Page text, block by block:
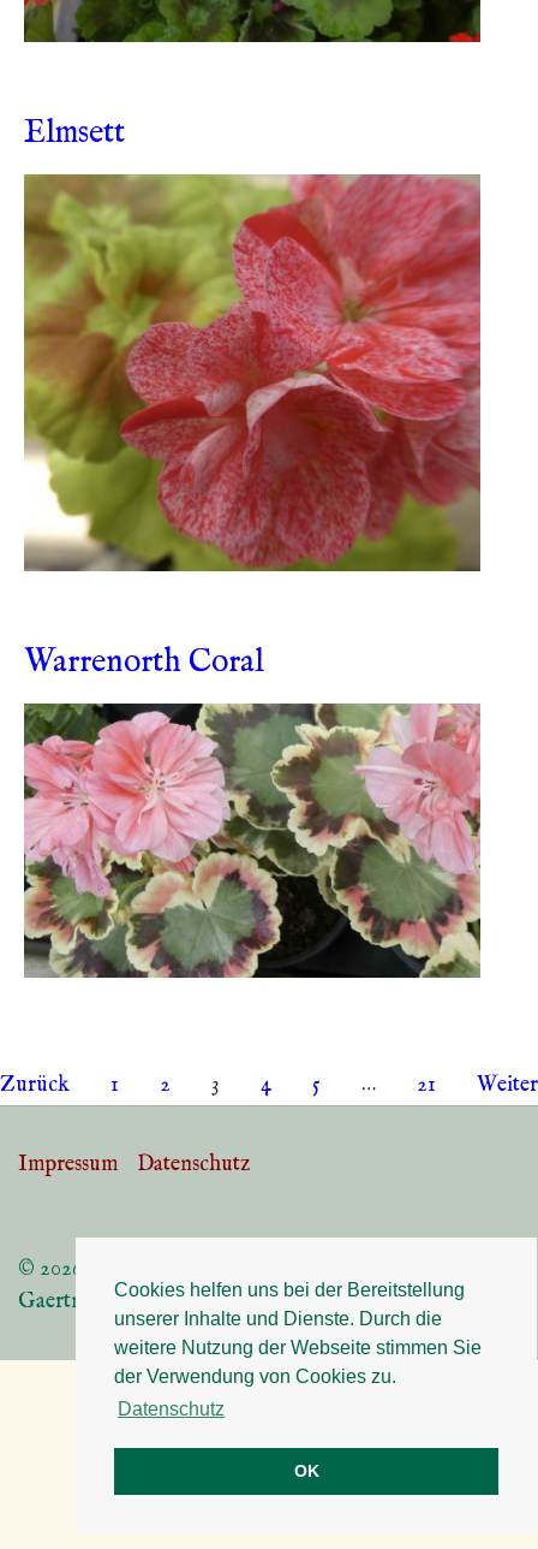
Cookies helfen uns bei der Bereitstellung
unserer Inhalte und Dienste. Durch die
weitere Nutzung der Webseite stimmen Sie
der Verwendung von Cookies zu.
Datenschutz
OK
Elmsett
Warrenorth Coral
Seitennummerierung
Beiträge
Zurück 1 2 3 4 5 … 21 Weiter
Footer-
Impressum Datenschutz
© 2026
Gaertnerei Angermaier 83075 Bad Feilnbach